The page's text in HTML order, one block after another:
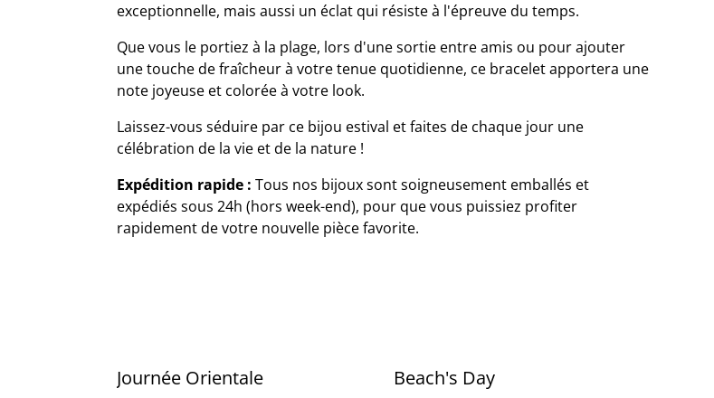
exceptionnelle, mais aussi un éclat qui résiste à l'épreuve du temps.
Que vous le portiez à la plage, lors d'une sortie entre amis ou pour ajouter
une touche de fraîcheur à votre tenue quotidienne, ce bracelet apportera une
note joyeuse et colorée à votre look.
Laissez-vous séduire par ce bijou estival et faites de chaque jour une
célébration de la vie et de la nature !
Expédition rapide : Tous nos bijoux sont soigneusement emballés et
expédiés sous 24h (hors week-end), pour que vous puissiez profiter
rapidement de votre nouvelle pièce favorite.
Journée Orientale Beach's Day